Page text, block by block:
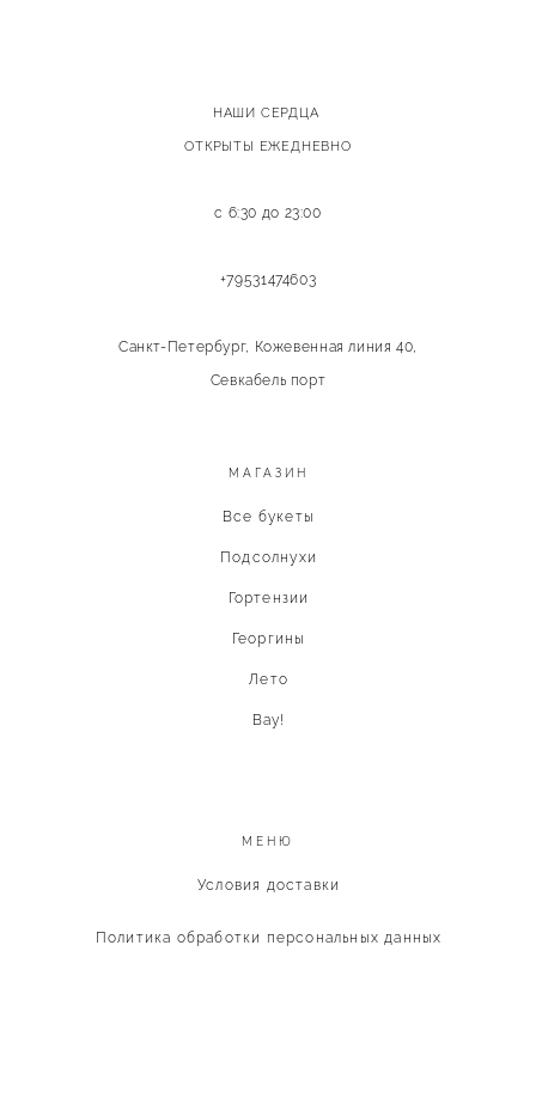
НАШИ СЕРДЦА
ОТКРЫТЫ ЕЖЕДНЕВНО
с 6:30 до 23:00
+79531474603
Санкт-Петербург, Кожевенная линия 40,
Севкабель порт
МАГАЗИН
Все букеты
Подсолнухи
Гортензии
Георгины
Лето
Вау!
МЕНЮ
Условия доставки
Политика обработки персональных данных